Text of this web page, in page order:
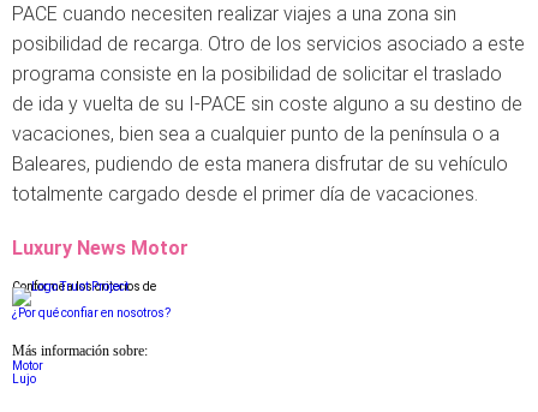
PACE cuando necesiten realizar viajes a una zona sin
posibilidad de recarga. Otro de los servicios asociado a este
programa consiste en la posibilidad de solicitar el traslado
de ida y vuelta de su I-PACE sin coste alguno a su destino de
vacaciones, bien sea a cualquier punto de la península o a
Baleares, pudiendo de esta manera disfrutar de su vehículo
totalmente cargado desde el primer día de vacaciones.
Luxury News Motor
Conforme a los criterios de
¿Por qué confiar en nosotros?
Más información sobre:
Motor
Lujo